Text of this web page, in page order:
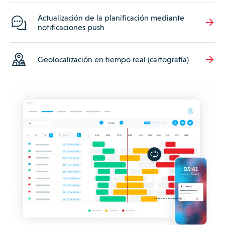
Actualización de la planificación mediante
notificaciones push
Geolocalización en tiempo real (cartografía)